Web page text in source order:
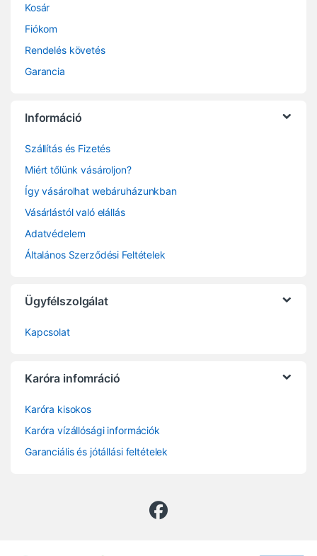
Kosár
Fiókom
Rendelés követés
Garancia
Információ
Szállítás és Fizetés
Miért tőlünk vásároljon?
Így vásárolhat webáruházunkban
Vásárlástól való elállás
Adatvédelem
Általános Szerződési Feltételek
Ügyfélszolgálat
Kapcsolat
Karóra infomráció
Karóra kisokos
Karóra vízállósági információk
Garanciális és jótállási feltételek